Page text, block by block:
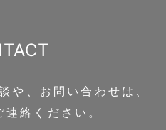
、お問い合わせは、
絡ください。